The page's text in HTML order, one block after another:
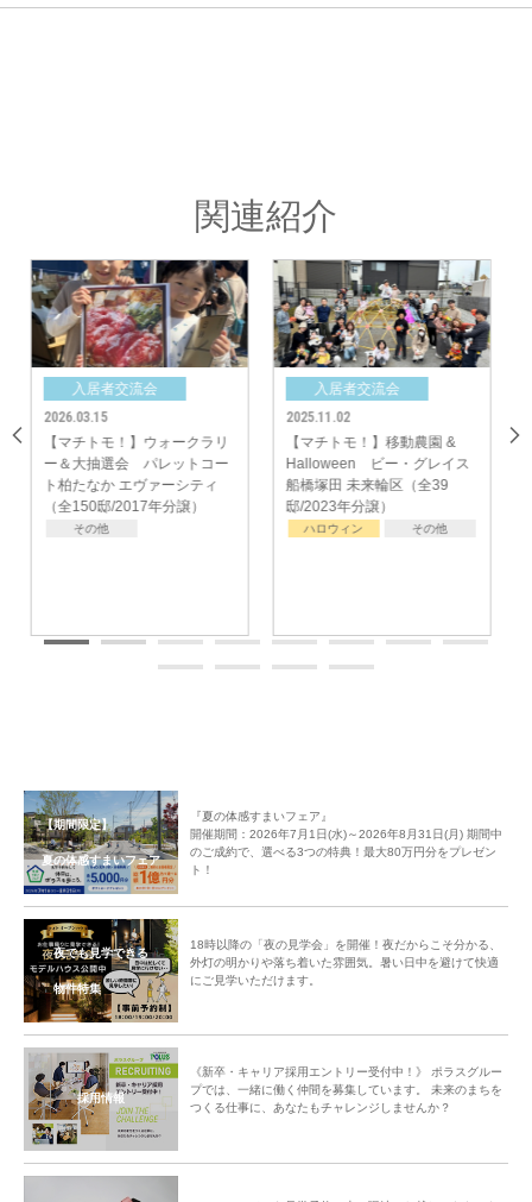
楽しい生活のためにも交流会はやっていきたいと思います！」
関連紹介
モ！】移動農園 &
ビー・グレイス
未来輪区（全39
年分譲）
その他
【マチトモ！】懇親会 ビ
ー・グレイス流山おおたかの
森32（全32邸/2024年分譲）
【マチトモ
パサンド大
邸/2019年分
【期間限定】
夏の体感すまいフェア
『夏の体感すまいフェア』
開催期間：2026年7月1日(水)～2026年8月31日(月) 期間中
のご成約で、選べる3つの特典！最大80万円分をプレゼン
ト！
夜でも見学できる
物件特集
18時以降の「夜の見学会」を開催！夜だからこそ分かる、
外灯の明かりや落ち着いた雰囲気。暑い日中を避けて快適
にご見学いただけます。
採用情報
《新卒・キャリア採用エントリー受付中！》 ポラスグルー
プでは、一緒に働く仲間を募集しています。 未来のまちを
つくる仕事に、あなたもチャレンジしませんか？